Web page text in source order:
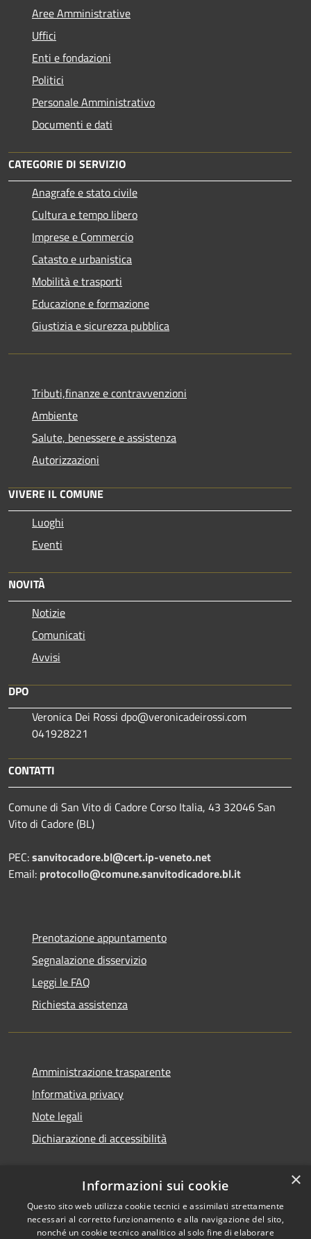
Aree Amministrative
Uffici
Enti e fondazioni
Politici
Personale Amministrativo
Documenti e dati
CATEGORIE DI SERVIZIO
Anagrafe e stato civile
Cultura e tempo libero
Imprese e Commercio
Catasto e urbanistica
Mobilità e trasporti
Educazione e formazione
Giustizia e sicurezza pubblica
Tributi,finanze e contravvenzioni
Ambiente
Salute, benessere e assistenza
Autorizzazioni
VIVERE IL COMUNE
Luoghi
Eventi
NOVITÀ
Notizie
Comunicati
Avvisi
DPO
Veronica Dei Rossi dpo@veronicadeirossi.com
041928221
CONTATTI
Comune di San Vito di Cadore Corso Italia, 43 32046 San
Vito di Cadore (BL)
PEC:sanvitocadore.bl@cert.ip-veneto.net
Email: protocollo@comune.sanvitodicadore.bl.it
Prenotazione appuntamento
Segnalazione disservizio
Leggi le FAQ
Richiesta assistenza
Amministrazione trasparente
Informativa privacy
Note legali
Dichiarazione di accessibilità
×
Informazioni sui cookie
Questo sito web utilizza cookie tecnici e assimilati strettamente
necessari al corretto funzionamento e alla navigazione del sito,
nonché un cookie tecnico analitico al solo fine di elaborare